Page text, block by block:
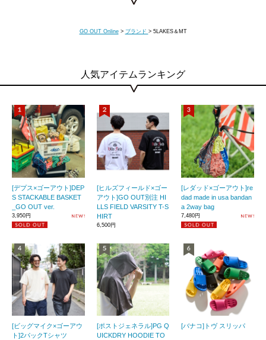
GO OUT Online > ブランド > 5LAKES＆MT
人気アイテムランキング
[デプス×ゴーアウト]DEP
S STACKABLE BASKET
_GO OUT ver.
3,950円
[ヒルズフィールド×ゴー
アウト]GO OUT別注 HI
LLS FIELD VARSITY T-S
HIRT
6,500円
[レダッド×ゴーアウト]re
dad made in usa bandan
a 2way bag
7,480円
[ビッグマイク×ゴーアウ
ト]2パックTシャツ
[ポストジェネラル]PG Q
UICKDRY HOODIE TO
[バナコ]トヴ スリッパ